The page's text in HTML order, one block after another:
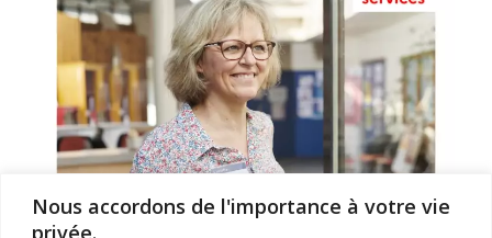
Nous accordons de l'importance à votre vie
privée.